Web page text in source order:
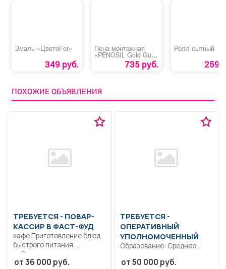
Эмаль «ЦветоFor»
349 руб.
Пена монтажная
«PENOSIL Gold Gun
65 ПРОФ» зима
735 руб.
Ролл сытный
259
ПОХОЖИЕ ОБЪЯВЛЕНИЯ
ТРЕБУЕТСЯ - ПОВАР-
КАССИР В ФАСТ-ФУД
кафе Приготовление блюд
быстрого питания,
соблюдение санитарных
норм, контроль качества...
от 36 000 руб.
ТРЕБУЕТСЯ -
ОПЕРАТИВНЫЙ
УПОЛНОМОЧЕННЫЙ
Образование: Среднее
Ответственность..
от 50 000 руб.